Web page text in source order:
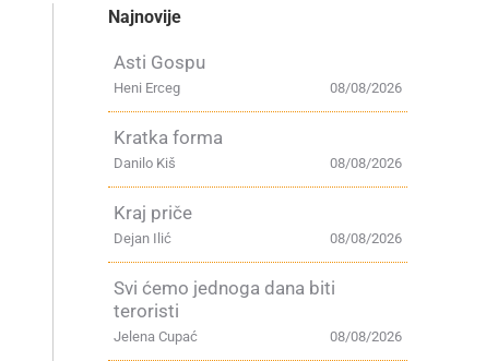
Najnovije
Asti Gospu
08/08/2026
Heni Erceg
Kratka forma
08/08/2026
Danilo Kiš
Kraj priče
08/08/2026
Dejan Ilić
Svi ćemo jednoga dana biti
teroristi
08/08/2026
Jelena Cupać